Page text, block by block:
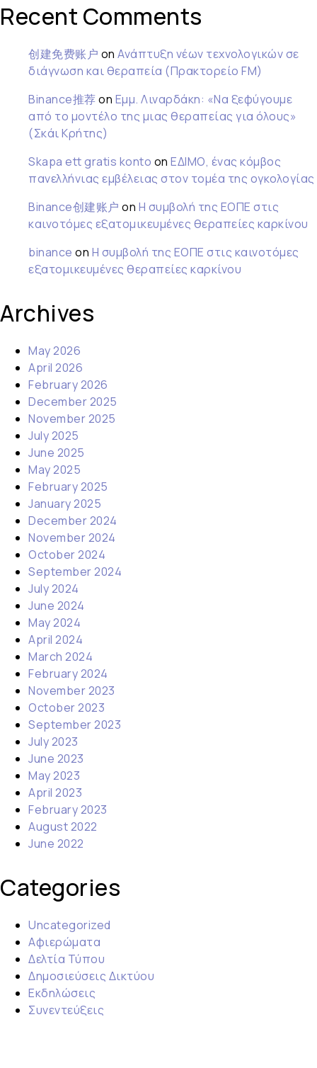
Recent Comments
创建免费账户 on Ανάπτυξη νέων τεχνολογικών σε
διάγνωση και θεραπεία (Πρακτορείο FM)
Binance推荐on Εμμ. Λιναρδάκη: «Να ξεφύγουμε
από το μοντέλο της μιας θεραπείας για όλους»
(Σκάι Κρήτης)
Skapa ett gratis konto on ΕΔΙΜΟ, ένας κόμβος
πανελλήνιας εμβέλειας στον τομέα της ογκολογίας
Binance创建账户 on Η συμβολή της ΕΟΠΕ στις
καινοτόμες εξατομικευμένες θεραπείες καρκίνου
binance on Η συμβολή της ΕΟΠΕ στις καινοτόμες
εξατομικευμένες θεραπείες καρκίνου
Archives
May 2026
April 2026
February 2026
December 2025
November 2025
July 2025
June 2025
May 2025
February 2025
January 2025
December 2024
November 2024
October 2024
September 2024
July 2024
June 2024
May 2024
April 2024
March 2024
February 2024
November 2023
October 2023
September 2023
July 2023
June 2023
May 2023
April 2023
February 2023
August 2022
June 2022
Categories
Uncategorized
Αφιερώματα
Δελτία Τύπου
Δημοσιεύσεις Δικτύου
Εκδηλώσεις
Συνεντεύξεις